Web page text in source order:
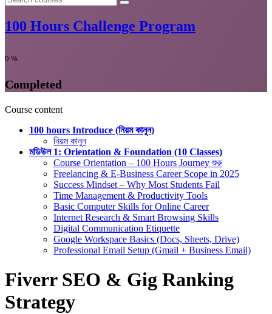
100 Hours Challenge Program
0 %
Completed
Course content
100 hours Introduce (নিয়ম কানুন)
নিয়ম কানুন
মডিউল 1: Orientation & Foundation (10 Classes)
Course Orientation – 100 Hours Journey শুরু
Freelancing & E-Business Career Scope in 2025
Success Mindset – Why Most Students Fail
Time Management & Productivity Tools
Basic Computer Skills for Online Career
Internet Research & Smart Browsing Skills
Digital Communication Etiquette
Google Workspace Basics (Docs, Sheets, Drive)
Professional Email Setup (Gmail + Business Email)
Fiverr SEO & Gig Ranking
Strategy